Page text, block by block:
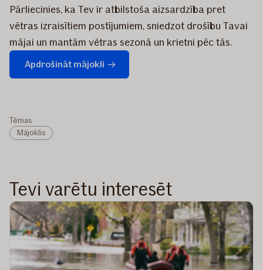
Pārliecinies, ka Tev ir atbilstoša aizsardzība pret
vētras izraisītiem postījumiem, sniedzot drošību Tavai
mājai un mantām vētras sezonā un krietni pēc tās.
Apdrošināt mājokli
Tēmas
Mājoklis
Tevi varētu interesēt